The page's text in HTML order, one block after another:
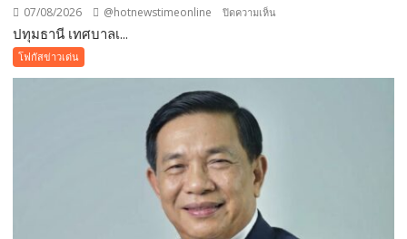
07/08/2026 @hotnewstimeonline ปิดความเห็น
กอง
ปทุมธานี เทศบาลเ...
โฟกัสข่าวเด่น